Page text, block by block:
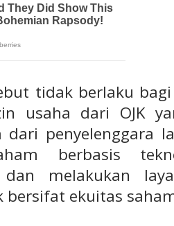
tidak berlaku
usaha dari OJK
dari penyelenggara
berbasis
dan melakukan
bersifat ekuitas